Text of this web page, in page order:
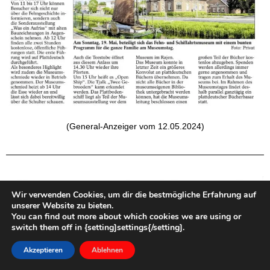
(General-Anzeiger vom 12.05.2024)
Wir verwenden Cookies, um dir die bestmögliche Erfahrung auf
unserer Website zu bieten.
You can find out more about which cookies we are using or
switch them off in {setting]settings{/setting].
Akzeptieren Ablehnen